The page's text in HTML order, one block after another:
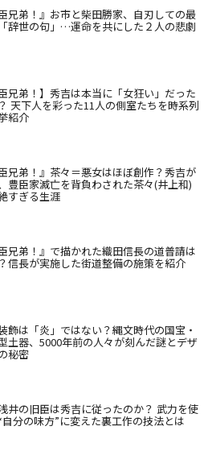
臣兄弟！』お市と柴田勝家、自刃しての最
辞世の句」…運命を共にした２人の悲劇
臣兄弟！】秀吉は本当に「女狂い」だった
天下人を彩った11人の側室たちを時系列
紹介
臣兄弟！』茶々＝悪女はほぼ創作？秀吉が
豊臣家滅亡を背負わされた茶々(井上和)
すぎる生涯
臣兄弟！』で描かれた織田信長の道普請は
信長が実施した街道整備の施策を紹介
飾は「炎」ではない？縄文時代の国宝・
土器、5000年前の人々が刻んだ謎とデザ
秘密
井の旧臣は秀吉に従ったのか？ 武力を使
自分の味方”に変えた裏工作の技法とは